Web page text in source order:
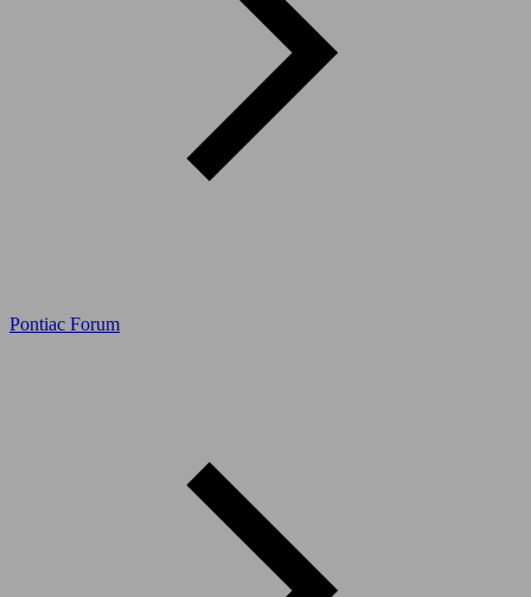
Pontiac Forum